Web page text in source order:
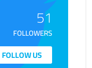
51
FOLLOWERS
FOLLOW US